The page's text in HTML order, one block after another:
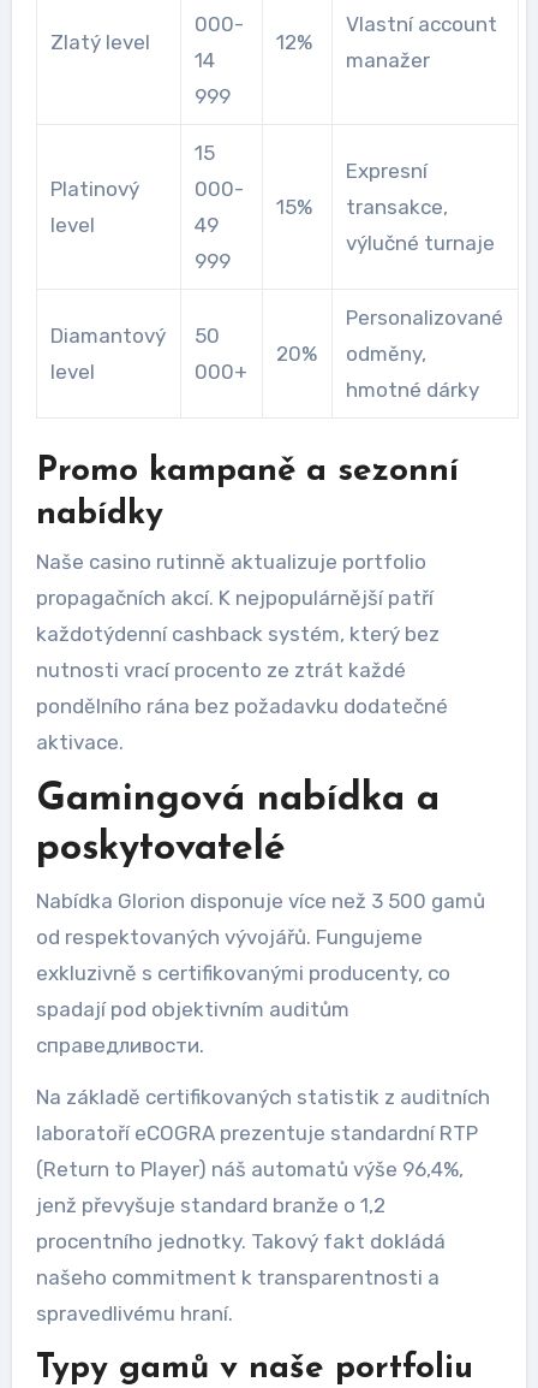
Zlatý level
000-
14
999
12%
Vlastní account
manažer
Platinový
level
15
000-
49
999
15%
Expresní
transakce,
výlučné turnaje
Diamantový
level
50
000+
20%
Personalizované
odměny,
hmotné dárky
Promo kampaně a sezonní
nabídky
Naše casino rutinně aktualizuje portfolio
propagačních akcí. K nejpopulárnější patří
každotýdenní cashback systém, který bez
nutnosti vrací procento ze ztrát každé
pondělního rána bez požadavku dodatečné
aktivace.
Gamingová nabídka a
poskytovatelé
Nabídka Glorion disponuje více než 3 500 gamů
od respektovaných vývojářů. Fungujeme
exkluzivně s certifikovanými producenty, co
spadají pod objektivním auditům
справедливости.
Na základě certifikovaných statistik z auditních
laboratoří eCOGRA prezentuje standardní RTP
(Return to Player) náš automatů výše 96,4%,
jenž převyšuje standard branže o 1,2
procentního jednotky. Takový fakt dokládá
našeho commitment k transparentnosti a
spravedlivému hraní.
Typy gamů v naše portfoliu